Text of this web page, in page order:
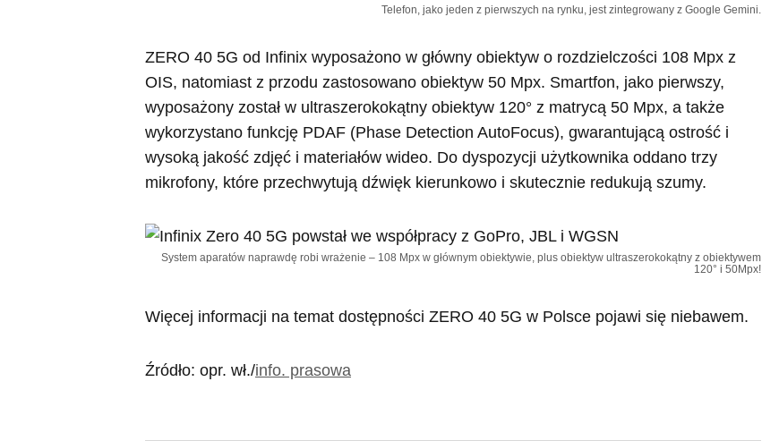
Telefon, jako jeden z pierwszych na rynku, jest zintegrowany z Google Gemini.
ZERO 40 5G od Infinix wyposażono w główny obiektyw o rozdzielczości 108 Mpx z
OIS, natomiast z przodu zastosowano obiektyw 50 Mpx. Smartfon, jako pierwszy,
wyposażony został w ultraszerokokątny obiektyw 120° z matrycą 50 Mpx, a także
wykorzystano funkcję PDAF (Phase Detection AutoFocus), gwarantującą ostrość i
wysoką jakość zdjęć i materiałów wideo. Do dyspozycji użytkownika oddano trzy
mikrofony, które przechwytują dźwięk kierunkowo i skutecznie redukują szumy.
System aparatów naprawdę robi wrażenie – 108 Mpx w głównym obiektywie, plus obiektyw ultraszerokokątny z obiektywem
120° i 50Mpx!
Więcej informacji na temat dostępności ZERO 40 5G w Polsce pojawi się niebawem.
Źródło: opr. wł./info. prasowa